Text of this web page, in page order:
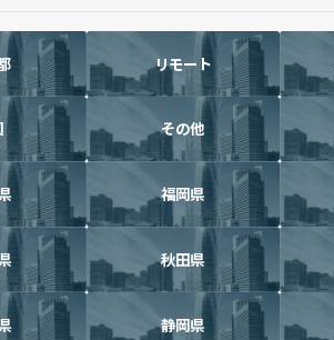
リモート
その他
福岡県
秋田県
静岡県